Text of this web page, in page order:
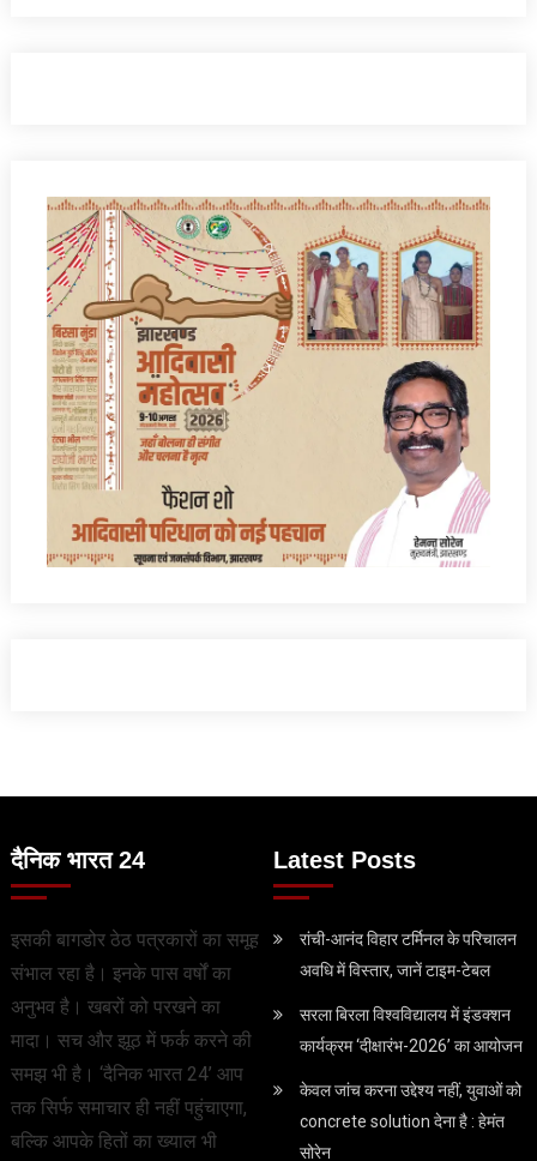
दैनिक भारत 24
इसकी बागडोर ठेठ पत्रकारों का समूह
संभाल रहा है। इनके पास वर्षों का
अनुभव है। खबरों को परखने का
मादा। सच और झूठ में फर्क करने की
समझ भी है। ‘दैनिक भारत 24’ आप
तक सिर्फ समाचार ही नहीं पहुंचाएगा,
बल्कि आपके हितों का ख्याल भी
Latest Posts
रांची-आनंद विहार टर्मिनल के परिचालन
अवधि में विस्तार, जानें टाइम-टेबल
सरला बिरला विश्वविद्यालय में इंडक्शन
कार्यक्रम ‘दीक्षारंभ-2026’ का आयोजन
केवल जांच करना उद्देश्‍य नहीं, युवाओं को
concrete solution देना है : हेमंत
सोरेन